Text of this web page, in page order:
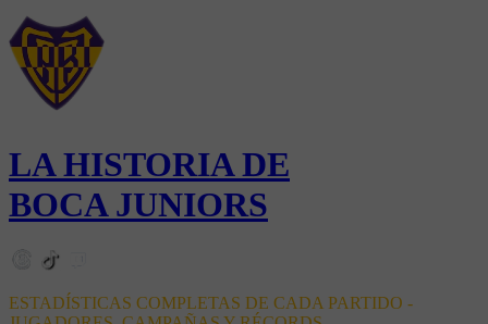
LA HISTORIA DE
BOCA JUNIORS
ESTADÍSTICAS COMPLETAS DE CADA PARTIDO -